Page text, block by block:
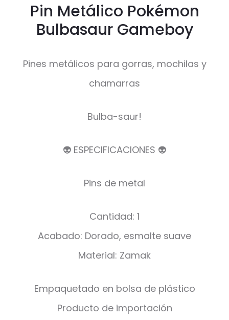
Pin Metálico Pokémon
Bulbasaur Gameboy
Pines metálicos para gorras, mochilas y
chamarras
Bulba-saur!
👽 ESPECIFICACIONES 👽
Pins de metal
Cantidad: 1
Acabado: Dorado, esmalte suave
Material: Zamak
Empaquetado en bolsa de plástico
Producto de importación